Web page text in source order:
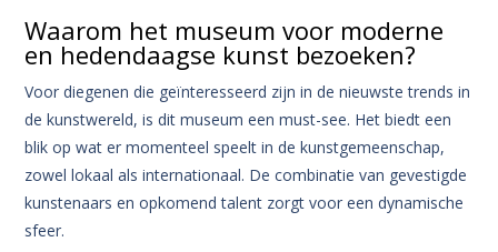
Waarom het museum voor moderne
en hedendaagse kunst bezoeken?
Voor diegenen die geïnteresseerd zijn in de nieuwste trends in
de kunstwereld, is dit museum een must-see. Het biedt een
blik op wat er momenteel speelt in de kunstgemeenschap,
zowel lokaal als internationaal. De combinatie van gevestigde
kunstenaars en opkomend talent zorgt voor een dynamische
sfeer.